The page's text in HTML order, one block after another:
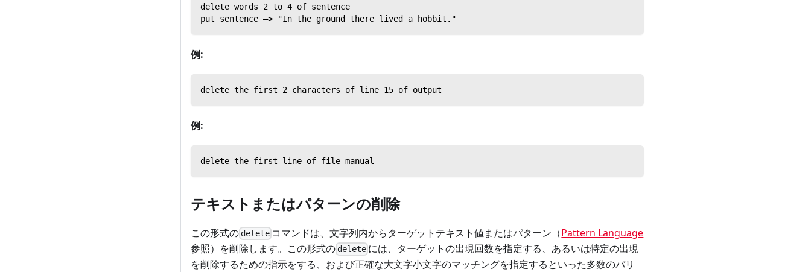
delete words 2 to 4 of sentence
put sentence —> "In the ground there lived a hobbit."
例:
delete the first 2 characters of line 15 of output
例:
delete the first line of file manual
テキストまたはパターンの削除
この形式の delete コマンドは、文字列内からターゲットテキスト値またはパターン（Pattern Language
参照）を削除します。この形式の delete には、ターゲットの出現回数を指定する、あるいは特定の出現
を削除するための指示をする、および正確な大文字小文字のマッチングを指定するといった多数のバリ